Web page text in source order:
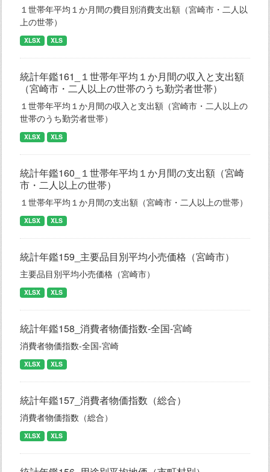
１世帯年平均１か月間の費目別消費支出額（宮崎市・二人以
上の世帯）
XLSX XLS
統計年鑑161_１世帯年平均１か月間の収入と支出額
（宮崎市・二人以上の世帯のうち勤労者世帯）
１世帯年平均１か月間の収入と支出額（宮崎市・二人以上の
世帯のうち勤労者世帯）
XLSX XLS
統計年鑑160_１世帯年平均１か月間の支出額（宮崎
市・二人以上の世帯）
１世帯年平均１か月間の支出額（宮崎市・二人以上の世帯）
XLSX XLS
統計年鑑159_主要品目別平均小売価格（宮崎市）
主要品目別平均小売価格（宮崎市）
XLSX XLS
統計年鑑158_消費者物価指数-全国-宮崎
消費者物価指数-全国-宮崎
XLSX XLS
統計年鑑157_消費者物価指数（総合）
消費者物価指数（総合）
XLSX XLS